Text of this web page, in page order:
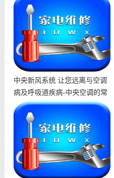
中央新风系统 让您远离与空调
病及呼吸道疾病-中央空调的常
见